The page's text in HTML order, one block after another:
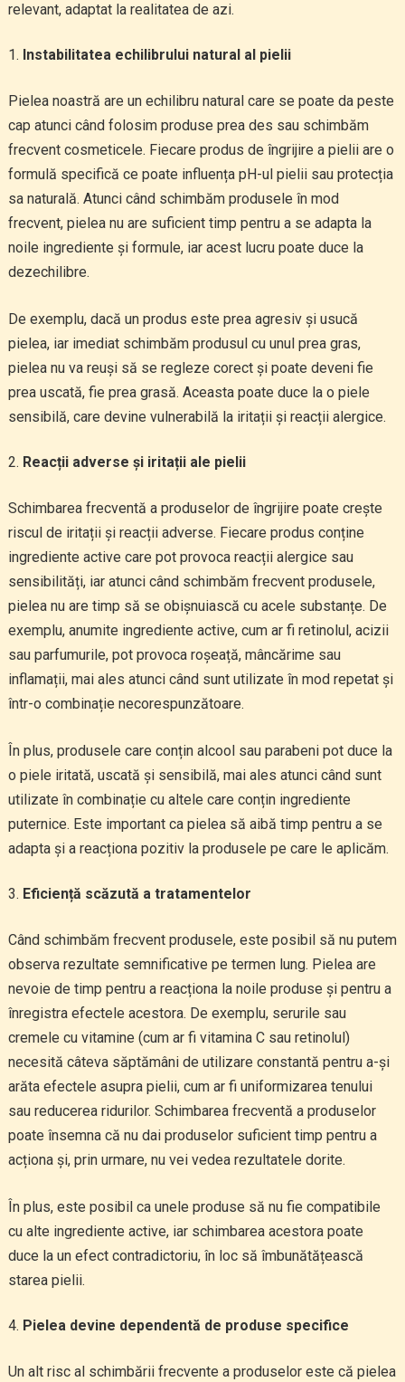
relevant, adaptat la realitatea de azi.
Instabilitatea echilibrului natural al pielii
Pielea noastră are un echilibru natural care se poate da peste
cap atunci când folosim produse prea des sau schimbăm
frecvent cosmeticele. Fiecare produs de îngrijire a pielii are o
formulă specifică ce poate influența pH-ul pielii sau protecția
sa naturală. Atunci când schimbăm produsele în mod
frecvent, pielea nu are suficient timp pentru a se adapta la
noile ingrediente și formule, iar acest lucru poate duce la
dezechilibre.
De exemplu, dacă un produs este prea agresiv și usucă
pielea, iar imediat schimbăm produsul cu unul prea gras,
pielea nu va reuși să se regleze corect și poate deveni fie
prea uscată, fie prea grasă. Aceasta poate duce la o piele
sensibilă, care devine vulnerabilă la iritații și reacții alergice.
Reacții adverse și iritații ale pielii
Schimbarea frecventă a produselor de îngrijire poate crește
riscul de iritații și reacții adverse. Fiecare produs conține
ingrediente active care pot provoca reacții alergice sau
sensibilități, iar atunci când schimbăm frecvent produsele,
pielea nu are timp să se obișnuiască cu acele substanțe. De
exemplu, anumite ingrediente active, cum ar fi retinolul, acizii
sau parfumurile, pot provoca roșeață, mâncărime sau
inflamații, mai ales atunci când sunt utilizate în mod repetat și
într-o combinație necorespunzătoare.
În plus, produsele care conțin alcool sau parabeni pot duce la
o piele iritată, uscată și sensibilă, mai ales atunci când sunt
utilizate în combinație cu altele care conțin ingrediente
puternice. Este important ca pielea să aibă timp pentru a se
adapta și a reacționa pozitiv la produsele pe care le aplicăm.
Eficiență scăzută a tratamentelor
Când schimbăm frecvent produsele, este posibil să nu putem
observa rezultate semnificative pe termen lung. Pielea are
nevoie de timp pentru a reacționa la noile produse și pentru a
înregistra efectele acestora. De exemplu, serurile sau
cremele cu vitamine (cum ar fi vitamina C sau retinolul)
necesită câteva săptămâni de utilizare constantă pentru a-și
arăta efectele asupra pielii, cum ar fi uniformizarea tenului
sau reducerea ridurilor. Schimbarea frecventă a produselor
poate însemna că nu dai produselor suficient timp pentru a
acționa și, prin urmare, nu vei vedea rezultatele dorite.
În plus, este posibil ca unele produse să nu fie compatibile
cu alte ingrediente active, iar schimbarea acestora poate
duce la un efect contradictoriu, în loc să îmbunătățească
starea pielii.
Pielea devine dependentă de produse specifice
Un alt risc al schimbării frecvente a produselor este că pielea